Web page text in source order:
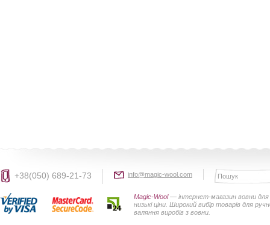
+38(050) 689-21-73 info@magic-wool.com
Magic-Wool— інтернет-магазин вовни
низькі ціни. Широкий вибір товарів для
валяння виробів з вовни.